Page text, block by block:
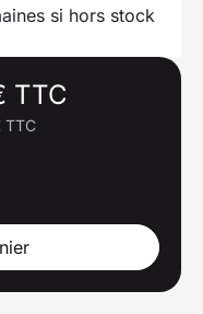
si hors stock
TTC
TTC